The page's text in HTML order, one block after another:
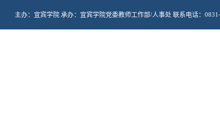
主办：宜宾学院 承办：宜宾学院党委教师工作部/人事处 联系电话：